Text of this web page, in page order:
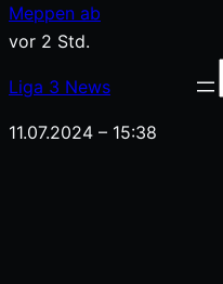
springen
Meppen ab
vor 2 Std.
Liga 3 News
11.07.2024 – 15:38